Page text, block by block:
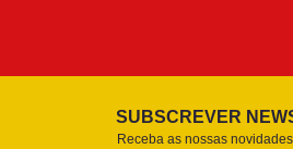
SUBSCREVER
Receba as nossas